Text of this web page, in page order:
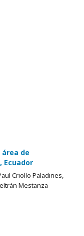
de
Ecuador
Criollo Paladines,
Mestanza